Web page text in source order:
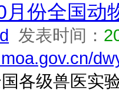
月份全国动
发表时间：
各级兽医实